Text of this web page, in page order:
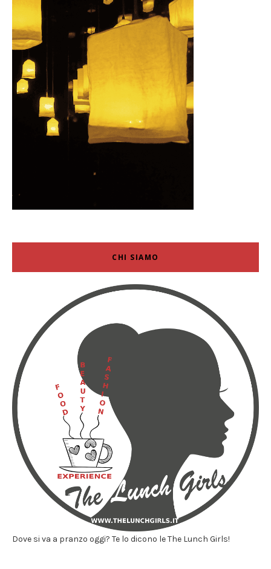
CHI SIAMO
Dove si va a pranzo oggi? Te lo dicono le The Lunch Girls!